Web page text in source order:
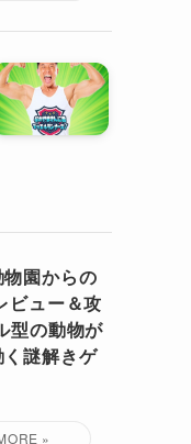
園からの
ビュー＆攻
型の動物が
謎解きゲ